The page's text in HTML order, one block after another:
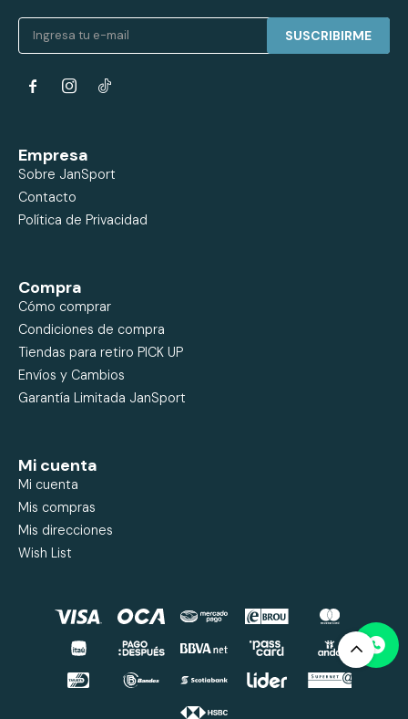
SUSCRIBIRME
 
Empresa
Sobre JanSport
Contacto
Política de Privacidad
Compra
Cómo comprar
Condiciones de compra
Tiendas para retiro PICK UP
Envíos y Cambios
Garantía Limitada JanSport
Mi cuenta
Mi cuenta
Mis compras
Mis direcciones
Wish List